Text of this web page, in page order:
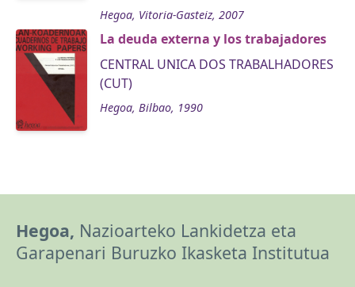
Hegoa, Vitoria-Gasteiz, 2007
La deuda externa y los trabajadores
CENTRAL UNICA DOS TRABALHADORES
(CUT)
Hegoa, Bilbao, 1990
Hegoa, Nazioarteko Lankidetza eta
Garapenari Buruzko Ikasketa Institutua